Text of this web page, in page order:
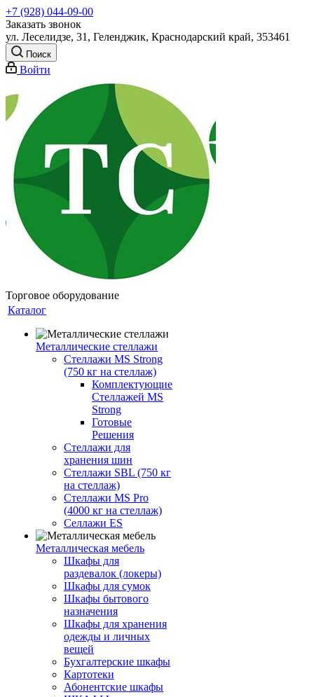
+7 (928) 044-09-00
Заказать звонок
ул. Леселидзе, 31, Геленджик, Краснодарский край, 353461
Поиск
Войти
Торговое оборудование
Каталог
Металлические стеллажи
Стеллажи MS Strong
(750 кг на стеллаж)
Комплектующие
Стеллажей MS
Strong
Готовые
Решения
Стеллажи для
хранения шин
Стеллажи SBL (750 кг
на стеллаж)
Стеллажи MS Pro
(4000 кг на стеллаж)
Селлажи ES
Металлическая мебель
Шкафы для
раздевалок (локеры)
Шкафы для сумок
Шкафы бытового
назначения
Шкафы для хранения
одежды и личных
вещей
Бухгалтерские шкафы
Картотеки
Абонентские шкафы